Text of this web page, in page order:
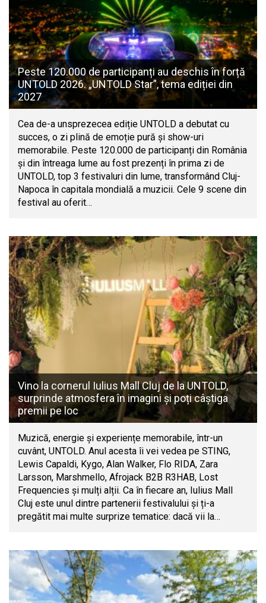
Peste 120.000 de participanți au deschis în forță
UNTOLD 2026. „UNTOLD Star”, tema ediției din
2027
Cea de-a unsprezecea ediție UNTOLD a debutat cu
succes, o zi plină de emoție pură și show-uri
memorabile. Peste 120.000 de participanți din România
și din întreaga lume au fost prezenți în prima zi de
UNTOLD, top 3 festivaluri din lume, transformând Cluj-
Napoca în capitala mondială a muzicii. Cele 9 scene din
festival au oferit…
Vino la cornerul Iulius Mall Cluj de la UNTOLD,
surprinde atmosfera în imagini și poți câștiga
premii pe loc
Muzică, energie și experiențe memorabile, într-un
cuvânt, UNTOLD. Anul acesta îi vei vedea pe STING,
Lewis Capaldi, Kygo, Alan Walker, Flo RIDA, Zara
Larsson, Marshmello, Afrojack B2B R3HAB, Lost
Frequencies și mulți alții. Ca în fiecare an, Iulius Mall
Cluj este unul dintre partenerii festivalului și ți-a
pregătit mai multe surprize tematice: dacă vii la…